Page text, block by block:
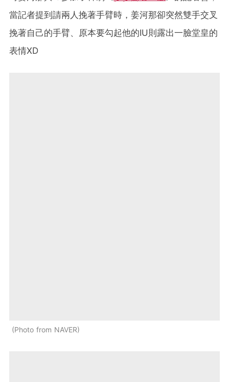
當記者提到請兩人挽著手臂時，姜河那卻突然雙手交叉
挽著自己的手臂、原本要勾起他的IU則露出一臉堂皇的
表情XD
Photo from NAVER